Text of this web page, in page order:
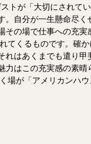
トが「大切にされて
。自分が一生懸命尽く
の場で仕事への充実
てくるものです。確
れはあくまでも遣り甲
はこの充実感の素晴
場が「アメリカンハウ